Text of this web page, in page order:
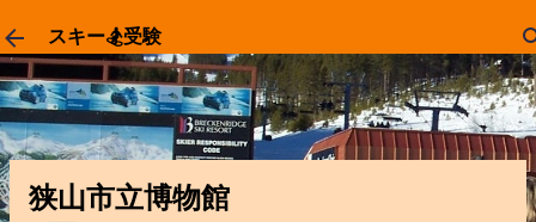
スキップしてメイン コンテンツに移動
スキー🏂受験
狭山市立博物館